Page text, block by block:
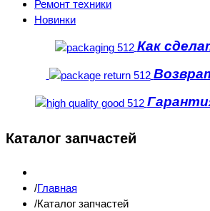
Ремонт техники
Новинки
Как
Каталог запчастей
Главная
Каталог запчастей